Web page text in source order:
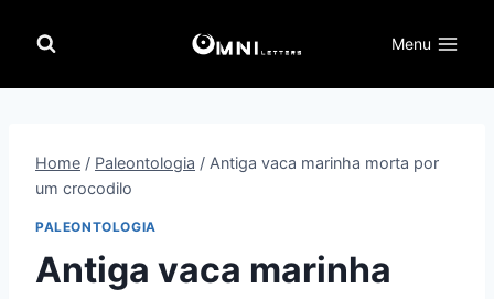
para
Menu
Home / Paleontologia / Antiga vaca marinha morta por
um crocodilo
PALEONTOLOGIA
Antiga vaca marinha